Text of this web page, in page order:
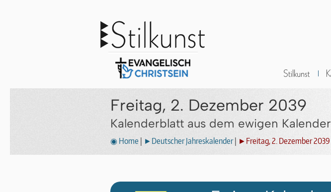
Freitag, 2. Dezember 2039
Kalenderblatt aus dem ewigen Kalender
◉ Home ►Deutscher Jahreskalender| ►Freitag, 2. Dezember 2039